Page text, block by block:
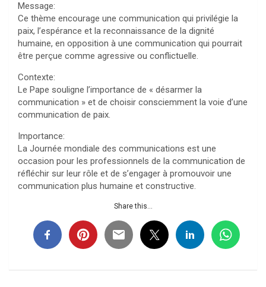
Message:
Ce thème encourage une communication qui privilégie la
paix, l’espérance et la reconnaissance de la dignité
humaine, en opposition à une communication qui pourrait
être perçue comme agressive ou conflictuelle.
Contexte:
Le Pape souligne l’importance de « désarmer la
communication » et de choisir consciemment la voie d’une
communication de paix.
Importance:
La Journée mondiale des communications est une
occasion pour les professionnels de la communication de
réfléchir sur leur rôle et de s’engager à promouvoir une
communication plus humaine et constructive.
Share this...